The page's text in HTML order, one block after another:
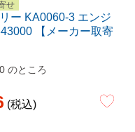
せ
ー KA0060-3 エンジ
【メーカー取寄
のところ
税込